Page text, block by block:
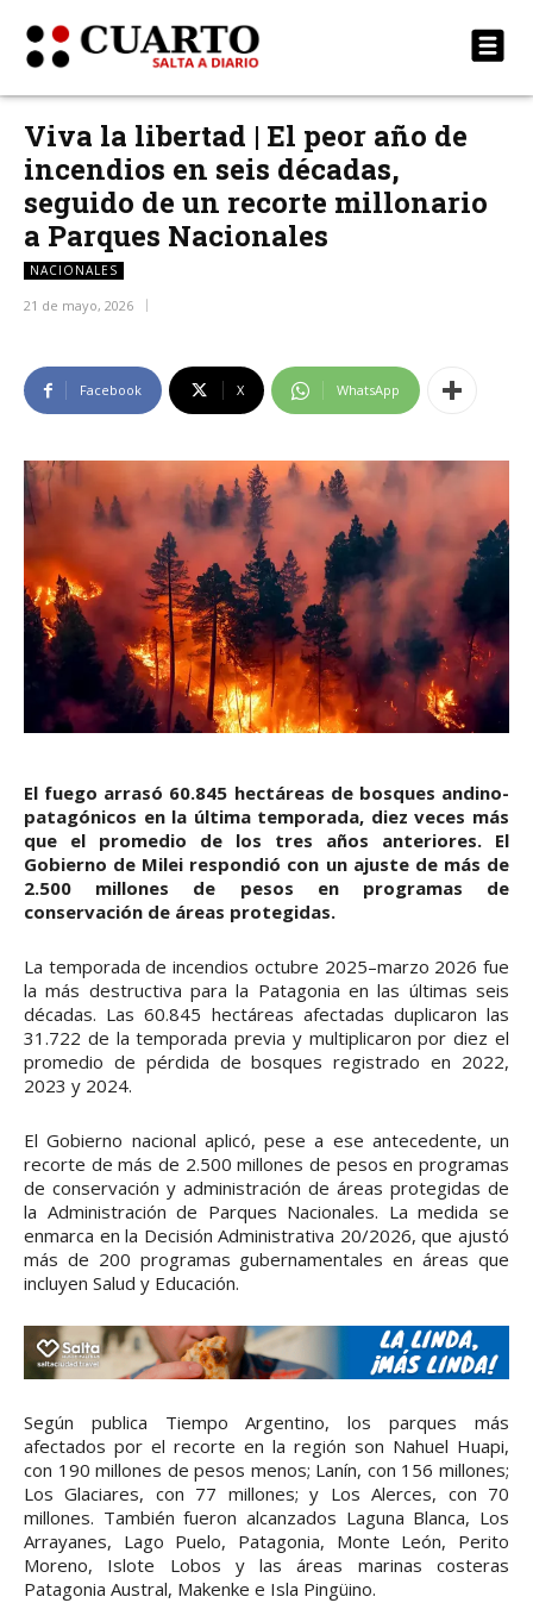
Viva la libertad | El peor año de
incendios en seis décadas,
seguido de un recorte millonario
a Parques Nacionales
NACIONALES
21 de mayo, 2026
Facebook X WhatsApp
El fuego arrasó 60.845 hectáreas de bosques andino-
patagónicos en la última temporada, diez veces más
que el promedio de los tres años anteriores. El
Gobierno de Milei respondió con un ajuste de más de
2.500 millones de pesos en programas de
conservación de áreas protegidas.
La temporada de incendios octubre 2025–marzo 2026 fue
la más destructiva para la Patagonia en las últimas seis
décadas. Las 60.845 hectáreas afectadas duplicaron las
31.722 de la temporada previa y multiplicaron por diez el
promedio de pérdida de bosques registrado en 2022,
2023 y 2024.
El Gobierno nacional aplicó, pese a ese antecedente, un
recorte de más de 2.500 millones de pesos en programas
de conservación y administración de áreas protegidas de
la Administración de Parques Nacionales. La medida se
enmarca en la Decisión Administrativa 20/2026, que ajustó
más de 200 programas gubernamentales en áreas que
incluyen Salud y Educación.
Según publica Tiempo Argentino, los parques más
afectados por el recorte en la región son Nahuel Huapi,
con 190 millones de pesos menos; Lanín, con 156 millones;
Los Glaciares, con 77 millones; y Los Alerces, con 70
millones. También fueron alcanzados Laguna Blanca, Los
Arrayanes, Lago Puelo, Patagonia, Monte León, Perito
Moreno, Islote Lobos y las áreas marinas costeras
Patagonia Austral, Makenke e Isla Pingüino.